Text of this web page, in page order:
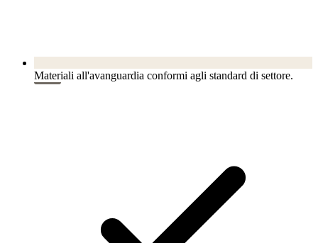
Materiali all'avanguardia conformi agli standard di settore.